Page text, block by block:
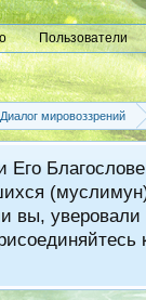
Пользователи
Диалог мировоззрений
вы,